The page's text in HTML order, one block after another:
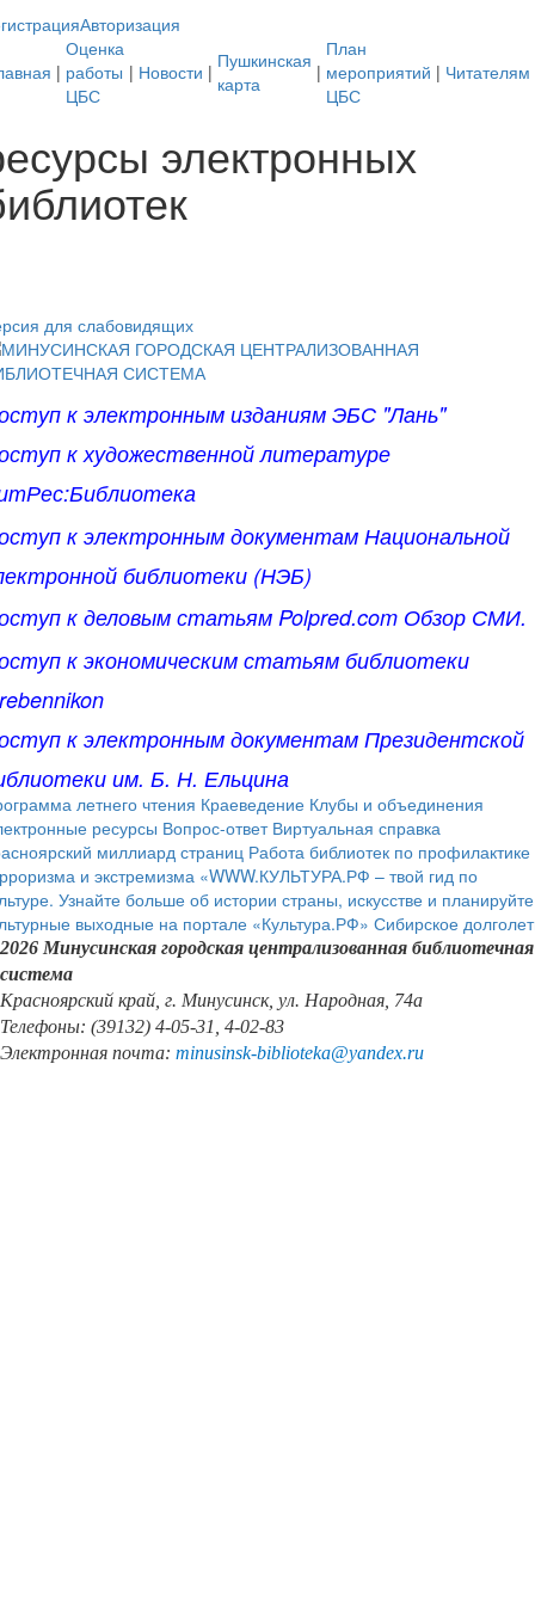
Авторизация
|
Оценка
работы
ЦБС
| Новости | Пушкинская
карта
|
План
мероприятий
ЦБС
| Читателям
электронных
для слабовидящих
к электронным изданиям ЭБС "Лань"
к художественной литературе
к электронным документам Национальной
библиотеки (НЭБ)
к деловым статьям Polpred.com Обзор СМИ.
к экономическим статьям библиотеки
к электронным документам Президентской
им. Б. Н. Ельцина
летнего чтения Краеведение Клубы и объединения
ресурсы Вопрос-ответ Виртуальная справка
миллиард страниц Работа библиотек по профилактике
и экстремизма «WWW.КУЛЬТУРА.РФ – твой гид по
Узнайте больше об истории страны, искусстве и планируйте
выходные на портале «Культура.РФ» Сибирское
2026 Минусинская городская централизованная библиотечная
система
Красноярский край, г. Минусинск, ул. Народная, 74а
Телефоны: (39132) 4-05-31, 4-02-83
Электронная почта: minusinsk-biblioteka@yandex.ru